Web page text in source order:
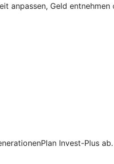
anpassen, Geld
Invest-Plus